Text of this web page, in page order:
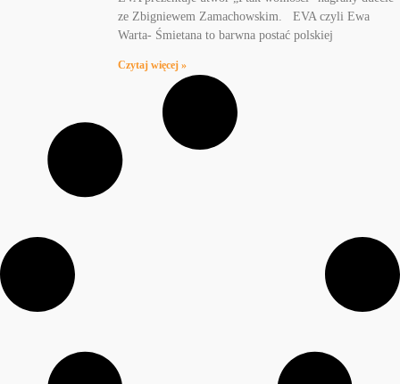
ze Zbigniewem Zamachowskim. EVA czyli Ewa
Warta- Śmietana to barwna postać polskiej
Czytaj więcej »